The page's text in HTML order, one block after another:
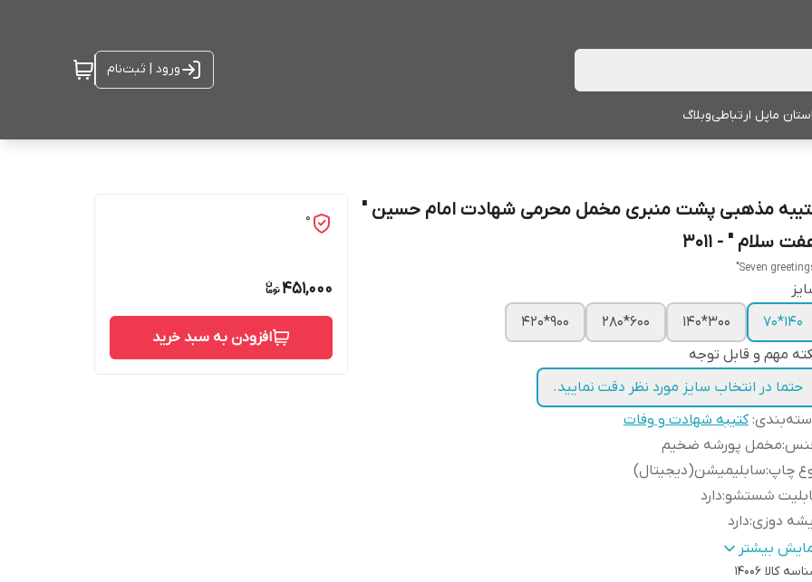
ورود | ثبت‌نام
ماپل ارتباطیوبلاگ
مذهبی پشت منبری مخمل محرمی شهادت امام حسین "
سلام " - 3011
140*70
300*140
600*280
900*420
مهم و قابل توجه
حتما در انتخاب سایز مورد نظر دقت نمایید.
:کتیبه شهادت و وفات
:مخمل پورشه ضخیم
چاپ:سابلیمیشن(دیجیتال)
شستشو:دارد
دوزی:دارد
سازنده: ایران
دوزی: دارد
بیشتر
کالا 14006
0
451,000
افزودن به سبد خرید